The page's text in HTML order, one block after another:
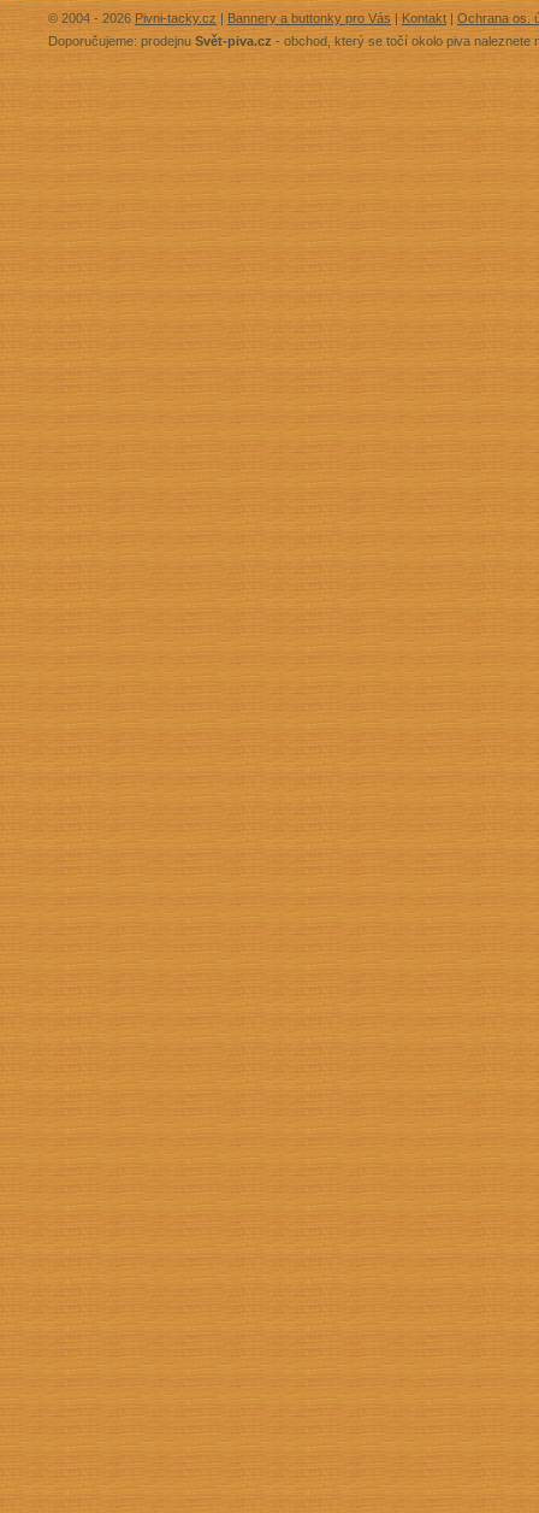
© 2004 - 2026 Pivni-tacky.cz Bannery a buttonky pro Vás Kontakt
Ochrana os.
Doporučujeme: prodejnu Svět-piva.cz - obchod, který se točí okolo piva naleznete